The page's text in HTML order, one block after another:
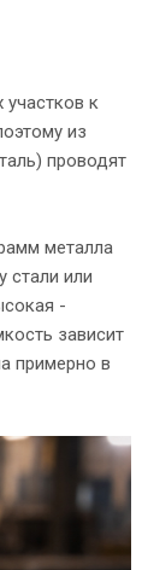
участков к
из
проводят
металла
стали или
-
зависит
примерно в